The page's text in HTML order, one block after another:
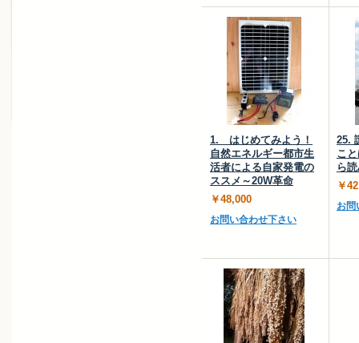
1. はじめてみよう！
自然エネルギー都市生
活者による自家発電の
ススメ～20W革命
￥48,000
お問い合わせ下さい
25.
こ
ら
￥
お問